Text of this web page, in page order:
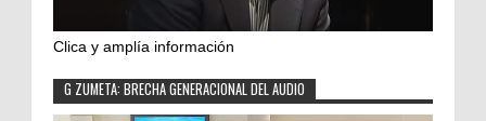
Clica y amplía información
G ZUMETA: BRECHA GENERACIONAL DEL AUDIO